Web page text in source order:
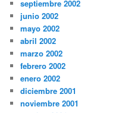
septiembre 2002
junio 2002
mayo 2002
abril 2002
marzo 2002
febrero 2002
enero 2002
diciembre 2001
noviembre 2001